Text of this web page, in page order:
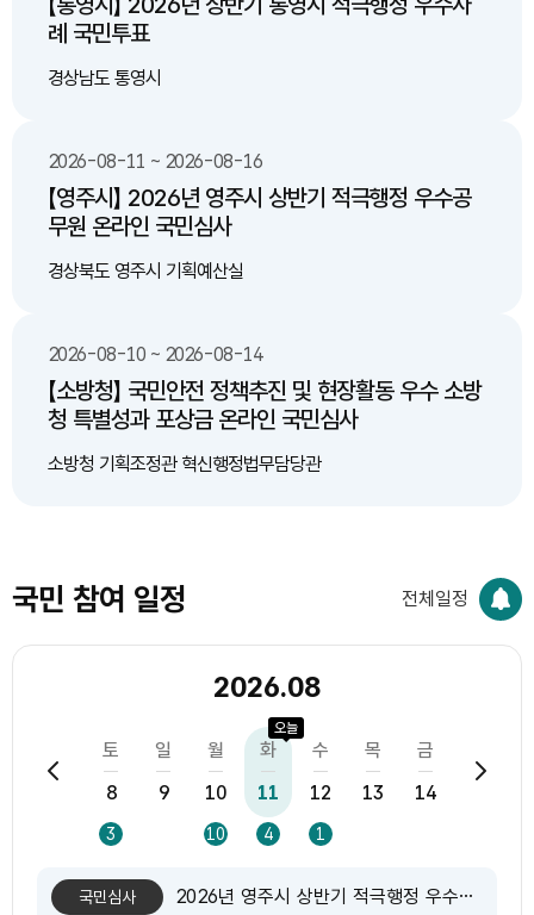
어려움이 있습니다. 저에게는 자녀도 둘 있습니다. 하지만 자녀들에
게 제 생활비와 간병비를 계속 의지할 수도 없습니다. 자녀들 역시
자신의 삶을 살아가야 하기 때문입니다. 저에게 앞으로 큰 질병이나
예상하지 못한 의료비가 발생한다면 자녀들에게 감당하기 어려운
하루하루가 너무 막막합니다. 대통령님, 저는 특혜를 요구하는 것이
아닙니다. 저보다 장애 정도가 가벼운 일부 산재환자들은 요양을 마
치고 사회생활을 하거나 자유롭게 생활할 수 있습니다. 하지만 저는
사고 이후 단 한 번도 제 힘으로 정상적인 생활을 해본 적이 없습니
다. 저는 사지마비 환자입니다. 혼자서 몸을 움직일 수도 없고, 간병
인의 도움이 없으면 기본적인 생활조차 할 수 없습니다. 저에게 간
해 달라는 것입니다. 간병비 지원을 최소 400만 원 이상으로 현실
화해 주십시오. 제가 대통령님께 가장 간곡하게 부탁드리고 싶은 것
은 단 하나입니다. 저와 같은 중증 산재 사지마비 환자의 간병비 지
원을 현실에 맞게 대폭 확대해 주십시오. 현재의 지원 수준으로는
실제 간병비를 감당하기 어렵습니다. 저는 중증 사지마비 등 상시
간병이 필요한 산재환자에 대해서는 간병비 지원을 최소 400만 원
지원 대폭 확대 2. 현재의 실제 간병인 인건비를 반영한 지원금 현
실화 3. 요양보호사 자격증이 없는 간병인을 이용할 수밖에 없는 중
증환자에 대한 삭감 제도 개선 4. 장기간 요양하는 중증 산재환자에
춰 간병비 지원금을 정기적으로 조정하는 제도 마련 6. 중증 산재환
년 사고 이후 지금까지 어떻게든 살아보려고 버텨왔습니다. 20년
가까운 세월 동안 몸은 움직이지 않지만, 삶을 포기하지 않고 하루
하루 버텨왔습니다. 그런데 이제는 간병비가 너무 많이 올라 산재연
금만으로는 더 이상 감당하기 어렵습니다. 저는 지금 혼자서 할 수
노동부와 근로복지공단에도 문의해 보았습니다. 하지만 돌아오는
답변은 대부분 **“우리 기관의 권한이 아니다”**라는 말뿐이었습
이하의 과태료 를 부과하여 선임 제도의 실효성 확보 (기계설비법
기준 준용).
례 국민투표
경상남도 통영시
2026-08-11 ~ 2026-08-16
【영주시】 2026년 영주시 상반기 적극행정 우수공
무원 온라인 국민심사
경상북도 영주시 기획예산실
2026-08-10 ~ 2026-08-14
【소방청】 국민안전 정책추진 및 현장활동 우수 소방
청 특별성과 포상금 온라인 국민심사
소방청 기획조정관 혁신행정법무담당관
국민 참여 일정
2026.08
토
8
3
일
9
월
10
10
화
11
오늘
4
수
12
1
목
13
금
14
국민심사 2026년 영주시 상반기 적극행정 우수공무원 온라인 국민심사
전체일정